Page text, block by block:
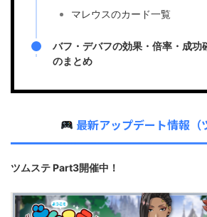
マレウスのカード一覧
バフ・デバフの効果・倍率・成功
のまとめ
最新アップデート情報（
ツムステ Part3開催中！